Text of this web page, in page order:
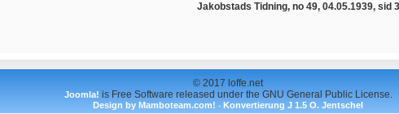
Jakobstads Tidning, no 49, 04.05.1939, sid 3
© 2017 loffe.net
Joomla! is Free Software released under the GNU General Public License.
Design by Mamboteam.com! - Konvertierung J 1.5 O. Jentschel